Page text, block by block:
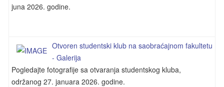
juna 2026. godine.
Otvoren studentski klub na saobraćajnom fakultetu
- Galerija
Pogledajte fotografije sa otvaranja studentskog kluba,
održanog 27. januara 2026. godine.